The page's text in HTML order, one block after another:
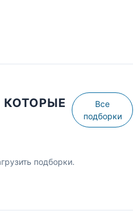
КОТОРЫЕ
Все
подборки
подборки.